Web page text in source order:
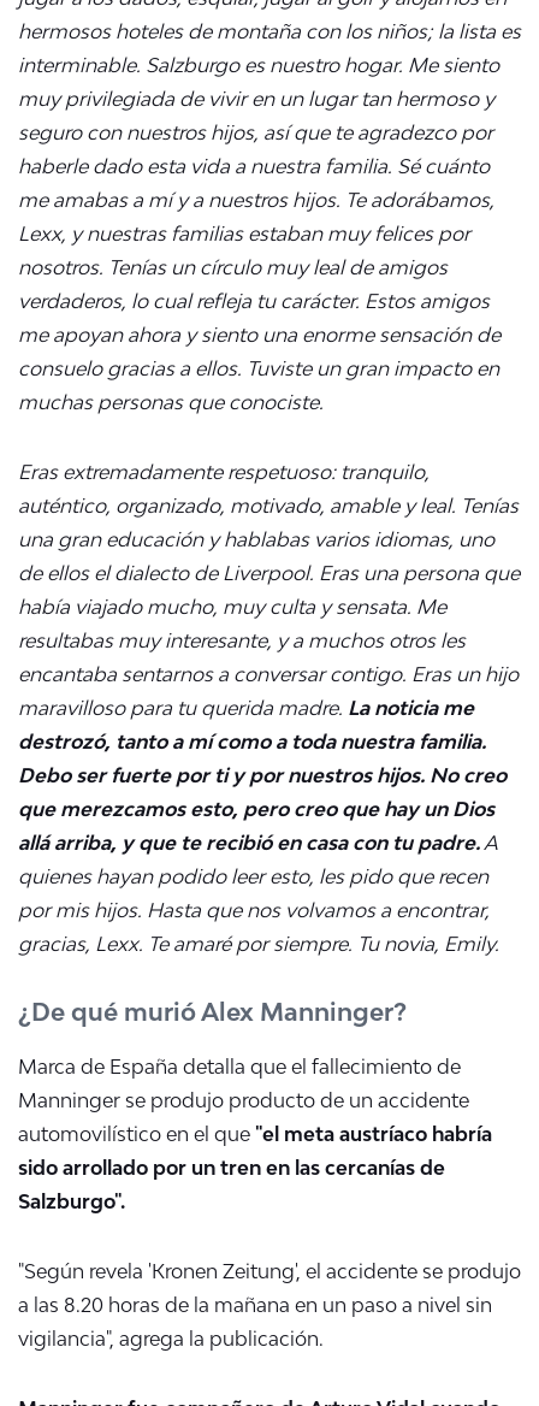
hermosos hoteles de montaña con los niños; la lista es
interminable. Salzburgo es nuestro hogar. Me siento
muy privilegiada de vivir en un lugar tan hermoso y
seguro con nuestros hijos, así que te agradezco por
haberle dado esta vida a nuestra familia. Sé cuánto
me amabas a mí y a nuestros hijos. Te adorábamos,
Lexx, y nuestras familias estaban muy felices por
nosotros. Tenías un círculo muy leal de amigos
verdaderos, lo cual refleja tu carácter. Estos amigos
me apoyan ahora y siento una enorme sensación de
consuelo gracias a ellos. Tuviste un gran impacto en
muchas personas que conociste.
Eras extremadamente respetuoso: tranquilo,
auténtico, organizado, motivado, amable y leal. Tenías
una gran educación y hablabas varios idiomas, uno
de ellos el dialecto de Liverpool. Eras una persona que
había viajado mucho, muy culta y sensata. Me
resultabas muy interesante, y a muchos otros les
encantaba sentarnos a conversar contigo. Eras un hijo
maravilloso para tu querida madre. La noticia me
destrozó, tanto a mí como a toda nuestra familia.
Debo ser fuerte por ti y por nuestros hijos. No creo
que merezcamos esto, pero creo que hay un Dios
allá arriba, y que te recibió en casa con tu padre.A
quienes hayan podido leer esto, les pido que recen
por mis hijos. Hasta que nos volvamos a encontrar,
gracias, Lexx. Te amaré por siempre. Tu novia, Emily.
¿De qué murió Alex Manninger?
Marca de España detalla que el fallecimiento de
Manninger se produjo producto de un accidente
automovilístico en el que "el meta austríaco habría
sido arrollado por un tren en las cercanías de
Salzburgo".
"Según revela 'Kronen Zeitung', el accidente se produjo
a las 8.20 horas de la mañana en un paso a nivel sin
vigilancia", agrega la publicación.